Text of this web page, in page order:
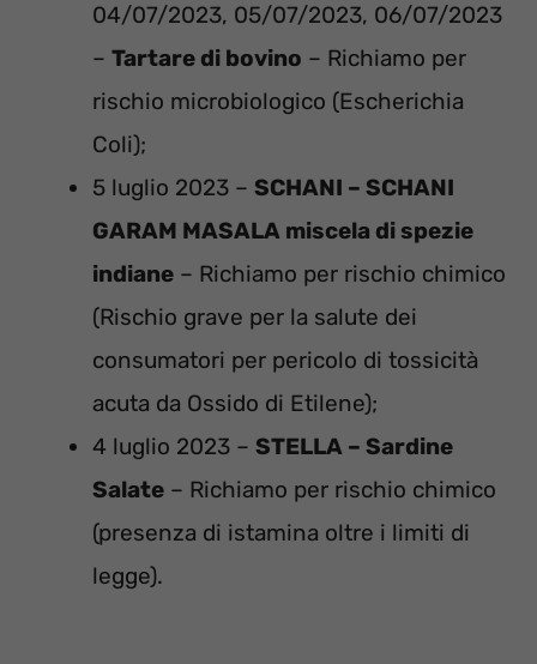
04/07/2023, 05/07/2023, 06/07/2023
– Tartare di bovino – Richiamo per
rischio microbiologico (Escherichia
Coli);
5 luglio 2023 – SCHANI – SCHANI
GARAM MASALA miscela di spezie
indiane – Richiamo per rischio chimico
(Rischio grave per la salute dei
consumatori per pericolo di tossicità
acuta da Ossido di Etilene);
4 luglio 2023 – STELLA – Sardine
Salate – Richiamo per rischio chimico
(presenza di istamina oltre i limiti di
legge).